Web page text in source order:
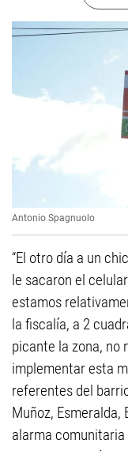
Antonio Spagnuolo
“El otro día a un
le sacaron el
estamos
la fiscalía, a 2
picante la zona, no
implementar esta
referentes del
Muñoz, Esmeralda,
alarma